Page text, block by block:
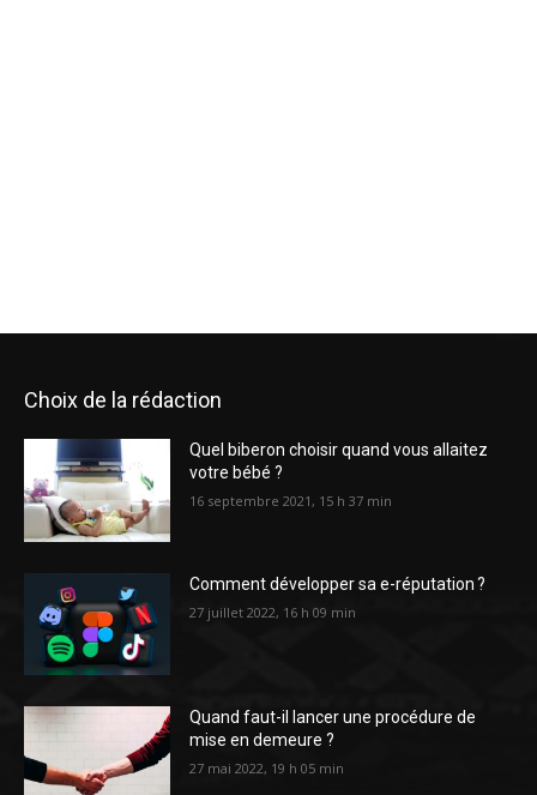
Choix de la rédaction
Quel biberon choisir quand vous allaitez
votre bébé ?
16 septembre 2021, 15 h 37 min
Comment développer sa e-réputation ?
27 juillet 2022, 16 h 09 min
Quand faut-il lancer une procédure de
mise en demeure ?
27 mai 2022, 19 h 05 min